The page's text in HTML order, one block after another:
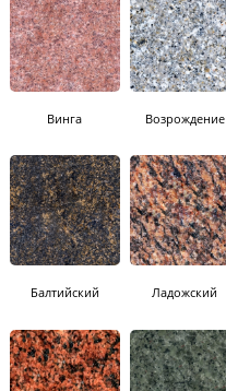
Винга Возрождение
Балтийский Ладожский